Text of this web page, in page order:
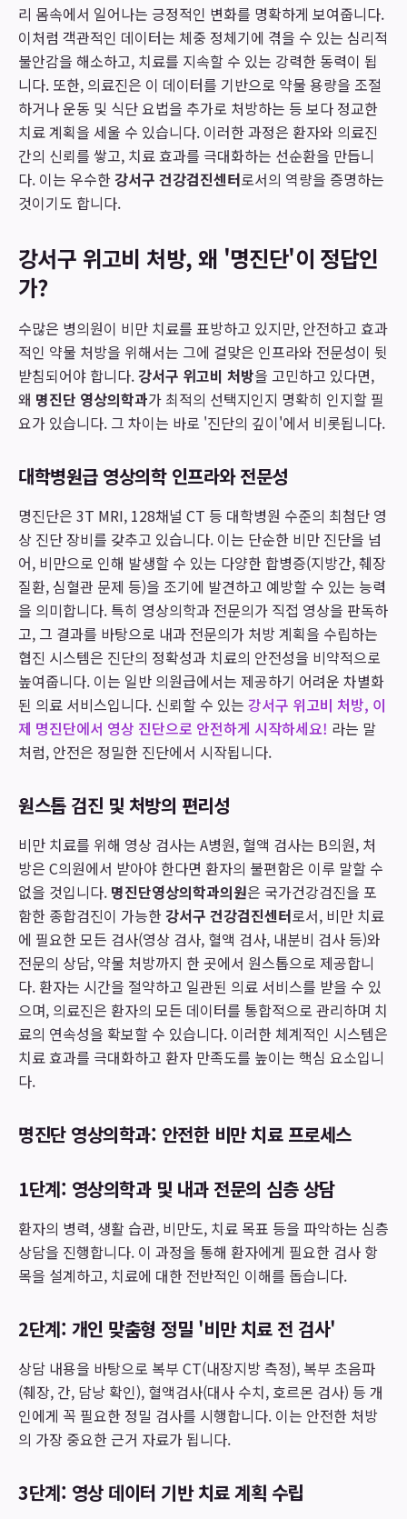
리 몸속에서 일어나는 긍정적인 변화를 명확하게 보여줍니다.
이처럼 객관적인 데이터는 체중 정체기에 겪을 수 있는 심리적
불안감을 해소하고, 치료를 지속할 수 있는 강력한 동력이 됩
니다. 또한, 의료진은 이 데이터를 기반으로 약물 용량을 조절
하거나 운동 및 식단 요법을 추가로 처방하는 등 보다 정교한
치료 계획을 세울 수 있습니다. 이러한 과정은 환자와 의료진
간의 신뢰를 쌓고, 치료 효과를 극대화하는 선순환을 만듭니
다. 이는 우수한강서구 건강검진센터로서의 역량을 증명하는
것이기도 합니다.
강서구 위고비 처방, 왜 '명진단'이 정답인
가?
수많은 병의원이 비만 치료를 표방하고 있지만, 안전하고 효과
적인 약물 처방을 위해서는 그에 걸맞은 인프라와 전문성이 뒷
받침되어야 합니다.강서구 위고비 처방을 고민하고 있다면,
왜 명진단 영상의학과가 최적의 선택지인지 명확히 인지할 필
요가 있습니다. 그 차이는 바로 '진단의 깊이'에서 비롯됩니다.
대학병원급 영상의학 인프라와 전문성
명진단은 3T MRI, 128채널 CT 등 대학병원 수준의 최첨단 영
상 진단 장비를 갖추고 있습니다. 이는 단순한 비만 진단을 넘
어, 비만으로 인해 발생할 수 있는 다양한 합병증(지방간, 췌장
질환, 심혈관 문제 등)을 조기에 발견하고 예방할 수 있는 능력
을 의미합니다. 특히 영상의학과 전문의가 직접 영상을 판독하
고, 그 결과를 바탕으로 내과 전문의가 처방 계획을 수립하는
협진 시스템은 진단의 정확성과 치료의 안전성을 비약적으로
높여줍니다. 이는 일반 의원급에서는 제공하기 어려운 차별화
된 의료 서비스입니다. 신뢰할 수 있는 강서구 위고비 처방, 이
제 명진단에서 영상 진단으로 안전하게 시작하세요! 라는 말
처럼, 안전은 정밀한 진단에서 시작됩니다.
원스톱 검진 및 처방의 편리성
비만 치료를 위해 영상 검사는 A병원, 혈액 검사는 B의원, 처
방은 C의원에서 받아야 한다면 환자의 불편함은 이루 말할 수
없을 것입니다. 명진단영상의학과의원은 국가건강검진을 포
함한 종합검진이 가능한강서구 건강검진센터로서, 비만 치료
에 필요한 모든 검사(영상 검사, 혈액 검사, 내분비 검사 등)와
전문의 상담, 약물 처방까지 한 곳에서 원스톱으로 제공합니
다. 환자는 시간을 절약하고 일관된 의료 서비스를 받을 수 있
으며, 의료진은 환자의 모든 데이터를 통합적으로 관리하며 치
료의 연속성을 확보할 수 있습니다. 이러한 체계적인 시스템은
치료 효과를 극대화하고 환자 만족도를 높이는 핵심 요소입니
다.
명진단 영상의학과: 안전한 비만 치료 프로세스
1단계: 영상의학과 및 내과 전문의 심층 상담
환자의 병력, 생활 습관, 비만도, 치료 목표 등을 파악하는 심층
상담을 진행합니다. 이 과정을 통해 환자에게 필요한 검사 항
목을 설계하고, 치료에 대한 전반적인 이해를 돕습니다.
2단계: 개인 맞춤형 정밀 '비만 치료 전 검사'
상담 내용을 바탕으로 복부 CT(내장지방 측정), 복부 초음파
(췌장, 간, 담낭 확인), 혈액검사(대사 수치, 호르몬 검사) 등 개
인에게 꼭 필요한 정밀 검사를 시행합니다. 이는 안전한 처방
의 가장 중요한 근거 자료가 됩니다.
3단계: 영상 데이터 기반 치료 계획 수립